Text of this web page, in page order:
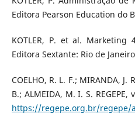
Editora Pearson Education do
KOTLER, P. et al.
Editora Sextante: Rio de
COELHO, R. L. F.; MIRANDA, J.
B.; ALMEIDA, M. I. S.
https://regepe.org.br/regepe/